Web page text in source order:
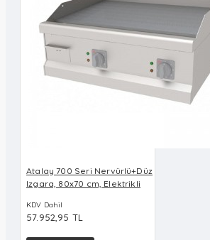
Atalay 700 Seri Nervürlü+Düz
Izgara, 80x70 cm, Elektrikli
KDV Dahil
57.952,95 TL